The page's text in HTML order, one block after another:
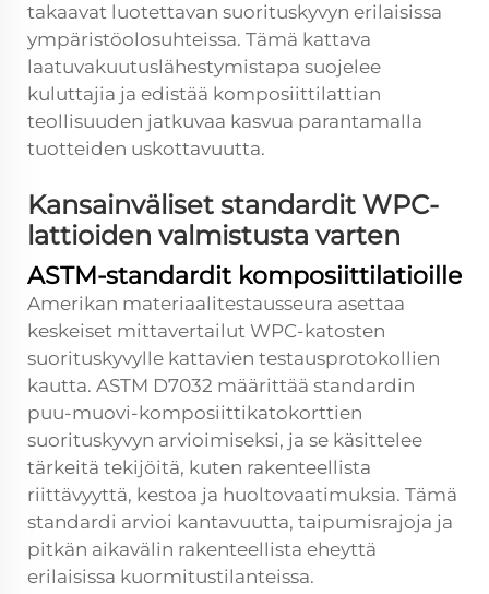
takaavat luotettavan suorituskyvyn erilaisissa
ympäristöolosuhteissa. Tämä kattava
laatuvakuutuslähestymistapa suojelee
kuluttajia ja edistää komposiittilattian
teollisuuden jatkuvaa kasvua parantamalla
tuotteiden uskottavuutta.
Kansainväliset standardit WPC-
lattioiden valmistusta varten
ASTM-standardit komposiittilatioille
Amerikan materiaalitestausseura asettaa
keskeiset mittavertailut WPC-katosten
suorituskyvylle kattavien testausprotokollien
kautta. ASTM D7032 määrittää standardin
puu-muovi-komposiittikatokorttien
suorituskyvyn arvioimiseksi, ja se käsittelee
tärkeitä tekijöitä, kuten rakenteellista
riittävyyttä, kestoa ja huoltovaatimuksia. Tämä
standardi arvioi kantavuutta, taipumisrajoja ja
pitkän aikavälin rakenteellista eheyttä
erilaisissa kuormitustilanteissa.